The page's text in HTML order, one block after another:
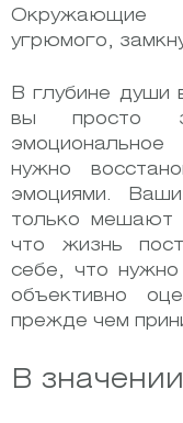
Окружающие
угрюмого,
В глубине души
вы просто
нужно
эмоциями.
только мешают
что жизнь
себе, что
объективно
прежде чем
В